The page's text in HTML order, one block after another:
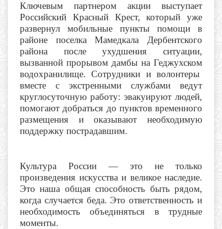
Ключевым партнером акции выступает
Российский Красный Крест, который уже
развернул мобильные пункты помощи в
районе поселка Мамедкала Дербентского
района после ухудшения ситуации,
вызванной прорывом дамбы на Геджухском
водохранилище. Сотрудники и волонтеры
вместе с экстренными службами ведут
круглосуточную работу: эвакуируют людей,
помогают добраться до пунктов временного
размещения и оказывают необходимую
поддержку пострадавшим.
Культура России — это не только
произведения искусства и великое наследие.
Это наша общая способность быть рядом,
когда случается беда. Это ответственность и
необходимость объединяться в трудные
моменты.